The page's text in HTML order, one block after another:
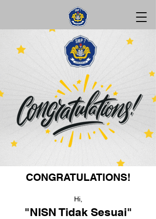
CONGRATULATIONS!
Hi,
"NISN Tidak Sesuai"